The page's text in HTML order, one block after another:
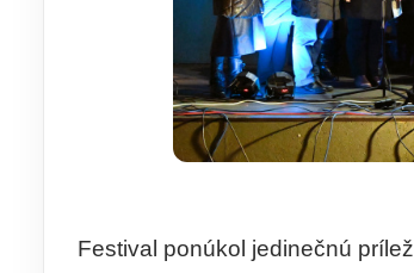
Festival ponúkol jedinečnú